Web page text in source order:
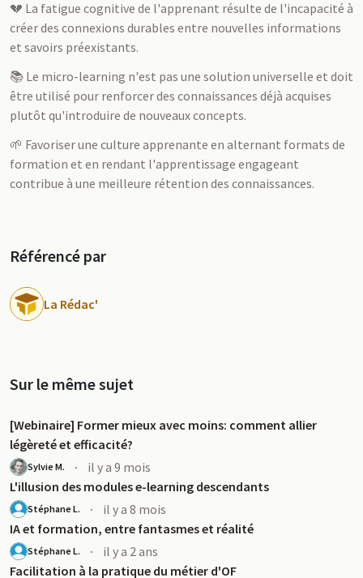
💔 La fatigue cognitive de l'apprenant résulte de l'incapacité à
créer des connexions durables entre nouvelles informations
et savoirs préexistants.
📚 Le micro-learning n'est pas une solution universelle et doit
être utilisé pour renforcer des connaissances déjà acquises
plutôt qu'introduire de nouveaux concepts.
🌱 Favoriser une culture apprenante en alternant formats de
formation et en rendant l'apprentissage engageant
contribue à une meilleure rétention des connaissances.
Référencé par
La Rédac'
Sur le même sujet
[Webinaire] Former mieux avec moins: comment allier
légèreté et efficacité?
Sylvie M. ·
il y a 9 mois
L'illusion des modules e-learning descendants
Stéphane L. ·
il y a 8 mois
IA et formation, entre fantasmes et réalité
Stéphane L. ·
il y a 2 ans
Facilitation à la pratique du métier d'OF